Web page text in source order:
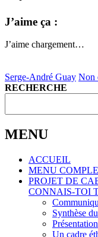
J’aime ça :
J’aime chargement…
Serge-André Guay Non
RECHERCHE
MENU
ACCUEIL
MENU
PROJET DE
CONNAIS-TOI
Synthèse
Présentation
Un cadre